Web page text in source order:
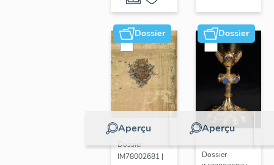
Dossier
Aperçu
Dossier
IM78002681 |
Dossier
Aperçu
Dossier